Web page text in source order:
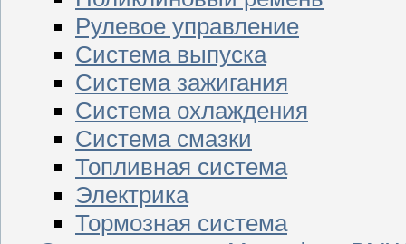
Рулевое управление
Система выпуска
Система зажигания
Система охлаждения
Система смазки
Топливная система
Электрика
Тормозная система